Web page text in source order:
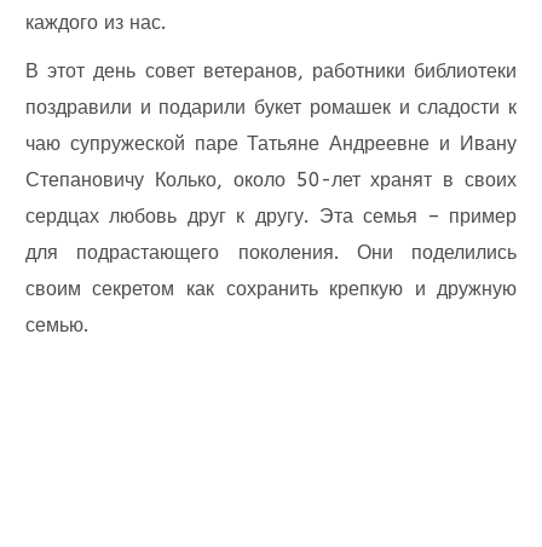
каждого из нас.
В этот день совет ветеранов, работники библиотеки
поздравили и подарили букет ромашек и сладости к
чаю супружеской паре Татьяне Андреевне и Ивану
Степановичу Колько, около 50-лет хранят в своих
сердцах любовь друг к другу. Эта семья – пример
для подрастающего поколения. Они поделились
своим секретом как сохранить крепкую и дружную
семью.